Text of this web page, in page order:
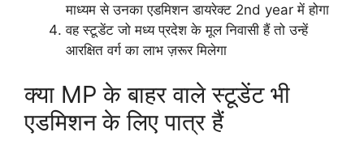
माध्यम से उनका एडमिशन डायरेक्ट 2nd year में होगा
वह स्टूडेंट जो मध्य प्रदेश के मूल निवासी हैं तो उन्हें
आरक्षित वर्ग का लाभ ज़रूर मिलेगा
क्या MP के बाहर वाले स्टूडेंट भी
एडमिशन के लिए पात्र हैं